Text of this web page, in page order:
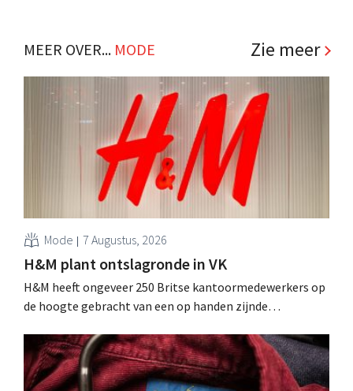
commerce. .
MEER OVER... MODE Zie meer
Mode 7 Augustus, 2026
H&M plant ontslagronde in VK
H&M heeft ongeveer 250 Britse kantoormedewerkers op
de hoogte gebracht van een op handen zijnde
sanering volgt op eerdere ingrepen in Nederland, België
en Spanje waarbij al honderden jobs verloren gingen.